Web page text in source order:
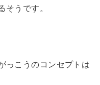
そうです。
っこうのコンセプトは